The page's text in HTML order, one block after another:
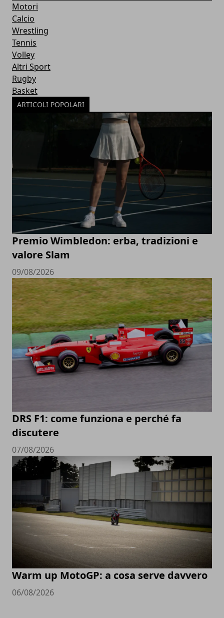
Motori
Calcio
Wrestling
Tennis
Volley
Altri Sport
Rugby
Basket
ARTICOLI POPOLARI
Premio Wimbledon: erba, tradizioni e
valore Slam
09/08/2026
DRS F1: come funziona e perché fa
discutere
07/08/2026
Warm up MotoGP: a cosa serve davvero
06/08/2026